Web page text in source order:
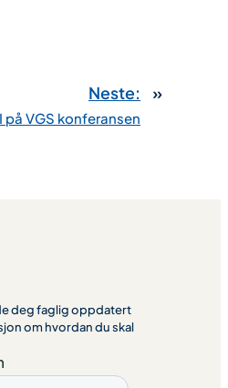
Neste:
på VGS konferansen
»
deg faglig oppdatert
om hvordan du skal